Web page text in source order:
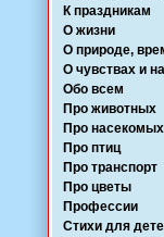
К праздникам
О жизни
О природе,
О чувствах и
Обо всем
Про животных
Про насекомых
Про птиц
Про транспорт
Про цветы
Профессии
Стихи для